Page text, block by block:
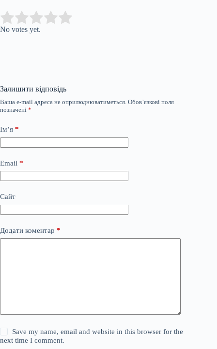
Rate this item:
No votes yet.
Залишити відповідь
Ваша e-mail адреса не оприлюднюватиметься. Обов’язкові поля
позначені *
Ім’я *
Email *
Сайт
Додати коментар *
Save my name, email and website in this browser for the
next time I comment.